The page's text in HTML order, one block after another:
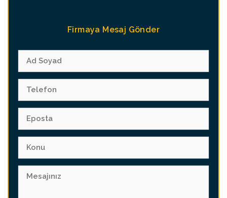
Firmaya Mesaj Gönder